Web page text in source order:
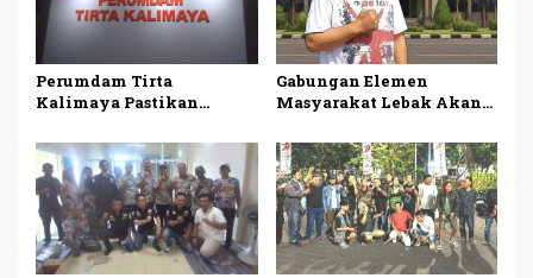
Perumdam Tirta
Kalimaya Pastikan
33.000 Pelanggan di Lebak
Tetap Lancar saat
Kemarau
Gabungan Elemen
Masyarakat Lebak Akan
PDI Perjuangan, Bawa
Lima Tuntutan